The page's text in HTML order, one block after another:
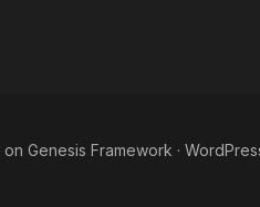
on Genesis Framework ·